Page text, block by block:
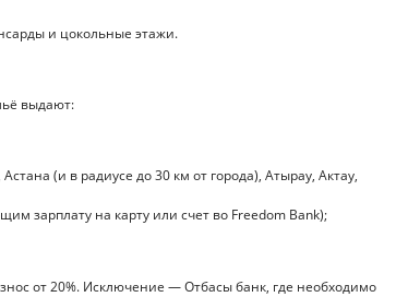
и цокольные этажи.
выдают:
(и в радиусе до 30 км от города), Атырау, Актау,
зарплату на карту или счет во Freedom Bank);
от 20%. Исключение — Отбасы банк, где необходимо